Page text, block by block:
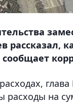
рассказал,
на